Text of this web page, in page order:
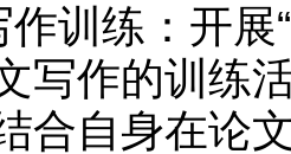
作训练：开
写作的训练
合自身在论